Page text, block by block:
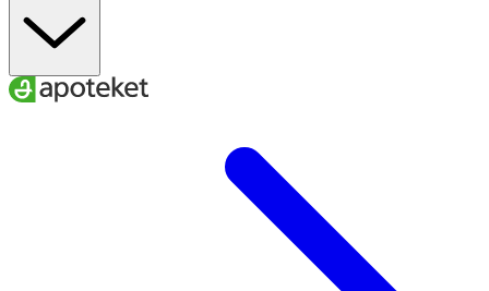
GUM, ALOE BARBADENSIS LEAF JUICE POWDER*,
TOCOPHEROL, SODIUM HYALURONATE,
ACETATE**, ALCOHOL. [19009.07] *Ingredients from